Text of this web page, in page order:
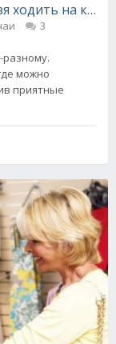
ходить на
3
можно
приятные